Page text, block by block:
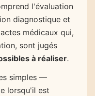
l'évaluation
diagnostique et
médicaux qui,
sont jugés
à réaliser.
simples —
lorsqu'il est